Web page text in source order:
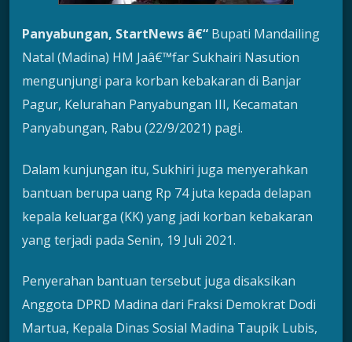
Panyabungan, StartNews â€“ Bupati Mandailing
Natal (Madina) HM Jaâ€™far Sukhairi Nasution
mengunjungi para korban kebakaran di Banjar
Pagur, Kelurahan Panyabungan III, Kecamatan
Panyabungan, Rabu (22/9/2021) pagi.
Dalam kunjungan itu, Sukhiri juga menyerahkan
bantuan berupa uang Rp 74 juta kepada delapan
kepala keluarga (KK) yang jadi korban kebakaran
yang terjadi pada Senin, 19 Juli 2021.
Penyerahan bantuan tersebut juga disaksikan
Anggota DPRD Madina dari Fraksi Demokrat Dodi
Martua, Kepala Dinas Sosial Madina Taupik Lubis,